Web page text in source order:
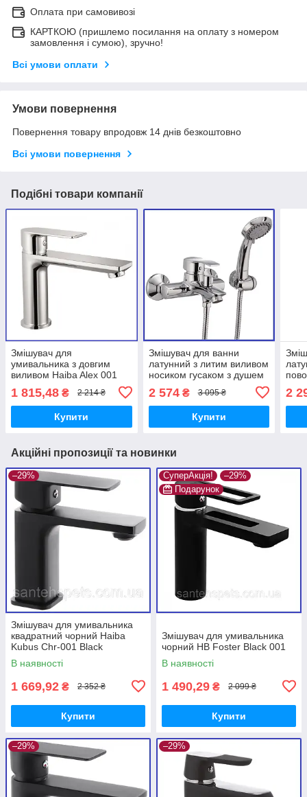
Оплата при самовивозі
КАРТКОЮ (пришлемо посилання на оплату з номером
замовлення і сумою), зручно!
Всі умови оплати
Умови повернення
Повернення товару впродовж 14 днів безкоштовно
Всі умови повернення
Подібні товари компанії
Змішувач для
умивальника з довгим
виливом Haiba Alex 001
1 815,48 ₴ 2 214 ₴
Купити
Змішувач для ванни
латунний з литим виливом
носиком гусаком з душем
Haiba ONIX 009 (HB0321)
2 574₴ 3 095 ₴
Купити
2
Акційні пропозиції та новинки
–29%
Змішувач для умивальника
квадратний чорний Haiba
Kubus Chr-001 Black
(HB3928)
В наявності
1 669,92 ₴ 2 352 ₴
Купити
СуперАкція!
–29%
Подарунок
Змішувач для умивальника
чорний HB Foster Black 001
В наявності
1 490,29 ₴ 2 099 ₴
Купити
–29% –29%